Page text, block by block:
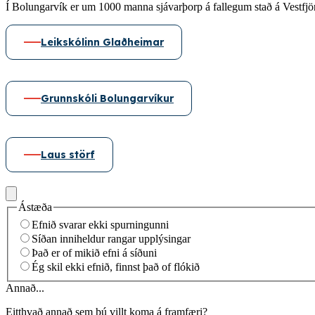
Í Bolungarvík er um 1000 manna sjávarþorp á fallegum stað á
Leikskólinn Glaðheimar
Grunnskóli Bolungarvíkur
Laus störf
Ástæða
Efnið svarar ekki spurningunni
Síðan inniheldur rangar upplýsingar
Það er of mikið efni á síðuni
Ég skil ekki efnið, finnst það of flókið
Annað...
Eitthvað annað sem þú villt koma á framfæri?